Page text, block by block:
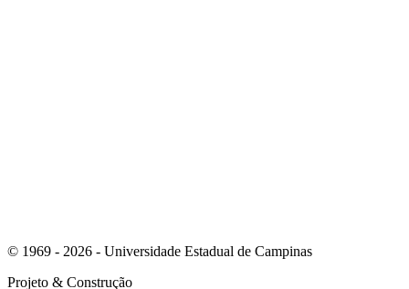
© 1969 - 2026 - Universidade Estadual de Campinas
Projeto & Construção